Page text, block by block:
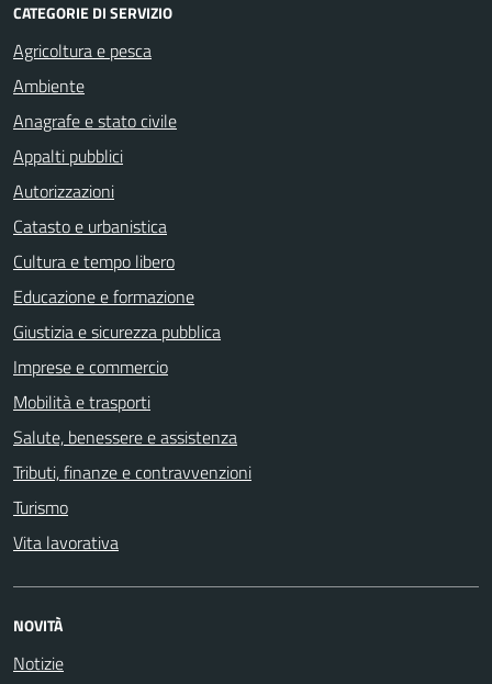
CATEGORIE DI SERVIZIO
Agricoltura e pesca
Ambiente
Anagrafe e stato civile
Appalti pubblici
Autorizzazioni
Catasto e urbanistica
Cultura e tempo libero
Educazione e formazione
Giustizia e sicurezza pubblica
Imprese e commercio
Mobilità e trasporti
Salute, benessere e assistenza
Tributi, finanze e contravvenzioni
Turismo
Vita lavorativa
NOVITÀ
Notizie